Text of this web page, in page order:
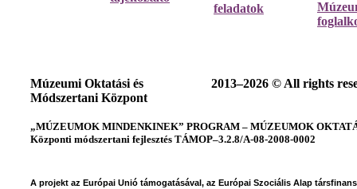
feladatok
Múzeumi Oktatási és
Módszertani Központ
2013–2026 © All rights
„MÚZEUMOK MINDENKINEK” PROGRAM – MÚZEUMOK
Központi módszertani fejlesztés TÁMOP–3.2.8/A-08-2008-0002
A projekt az Európai Unió támogatásával, az Európai Szociális Alap